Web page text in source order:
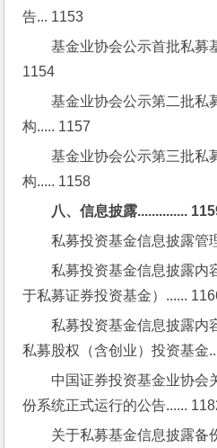
告... 1153
基金业协会公示首批私募
1154
基金业协会公示第二批私
构..... 1157
基金业协会公示第三批私
构..... 1158
八、信息披露..............
私募投资基金信息披露管
私募投资基金信息披露内
于私募证券投资基金）......
私募投资基金信息披露内
私募股权（含创业）投资基金
中国证券投资基金业协会
份系统正式运行的公告......
关于私募基金信息披露备